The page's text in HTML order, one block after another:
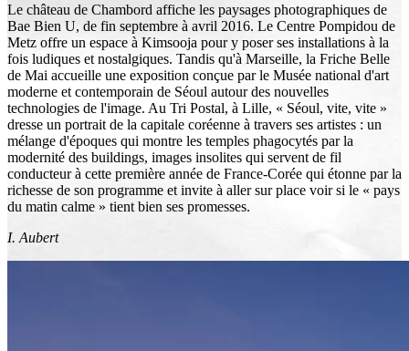
Le château de Chambord affiche les paysages photographiques de
Bae Bien U, de fin septembre à avril 2016. Le Centre Pompidou de
Metz offre un espace à Kimsooja pour y poser ses installations à la
fois ludiques et nostalgiques. Tandis qu'à Marseille, la Friche Belle
de Mai accueille une exposition conçue par le Musée national d'art
moderne et contemporain de Séoul autour des nouvelles
technologies de l'image. Au Tri Postal, à Lille, « Séoul, vite, vite »
dresse un portrait de la capitale coréenne à travers ses artistes : un
mélange d'époques qui montre les temples phagocytés par la
modernité des buildings, images insolites qui servent de fil
conducteur à cette première année de France-Corée qui étonne par la
richesse de son programme et invite à aller sur place voir si le « pays
du matin calme » tient bien ses promesses.
I. Aubert